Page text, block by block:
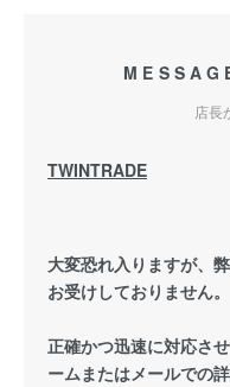
店長
TWINTRADE
大変恐れ入りますが、
お受けしておりません。
正確かつ迅速に対応さ
ームまたはメールでの